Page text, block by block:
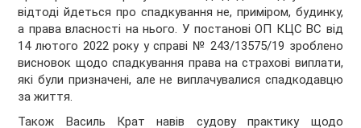
відтоді йдеться про спадкування не, приміром, будинку,
а права власності на нього. У постанові ОП КЦС ВС від
14 лютого 2022 року у справі № 243/13575/19 зроблено
висновок щодо спадкування права на страхові виплати,
які були призначені, але не виплачувалися спадкодавцю
за життя.
Також Василь Крат навів судову практику щодо